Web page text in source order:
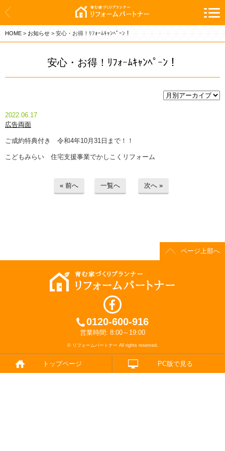
HOME > お知らせ > 安心・お得！ﾘﾌｫｰﾑｷｬﾝﾍﾟｰﾝ！
安心・お得！ﾘﾌｫｰﾑｷｬﾝﾍﾟｰﾝ！
2022.06.17
広告両面
ご成約特典付き 令和4年10月31日まで！！
こどもみらい 住宅支援事業でかしこくリフォーム
« 前へ 一覧へ 次へ »
ページ上部へ
0120-600-916
営業時間: 8:00～19:00
© リフォームパートナー All rights reserved.
トップページ PC版で見る
ホーム
新築
リフォーム
お知らせ
暮らしに役立つ情報